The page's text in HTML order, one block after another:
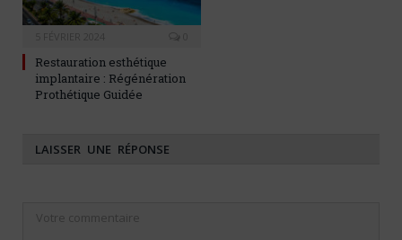
Restauration esthétique
implantaire : Régénération
Prothétique Guidée
LAISSER UNE RÉPONSE